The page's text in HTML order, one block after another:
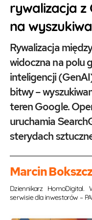
rywalizacja z
na
Rywalizacja
widoczna na polu
inteligencji
bitwy –
teren Google.
uruchamia
sterydach
Marcin
Dziennikarz
serwisie dla inwestorów –